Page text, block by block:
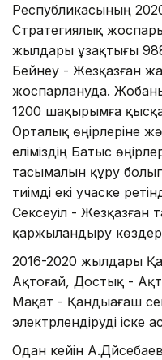
Республикасының
Стратегиялық
жылдары ұзақтығы
Бейнеу - Жезқазған
жоспарлануда.
1200 шақырымға
Орталық өңірлеріне
еліміздің Батыс
тасымалын құру
тиімді екі учаске
Сексеуіл - Жезқазған
қаржыландыру
2016-2020 жылдары
Ақтоғай, Достық -
Мақат - Қандыағаш
электрлендіруді іске
Одан кейін